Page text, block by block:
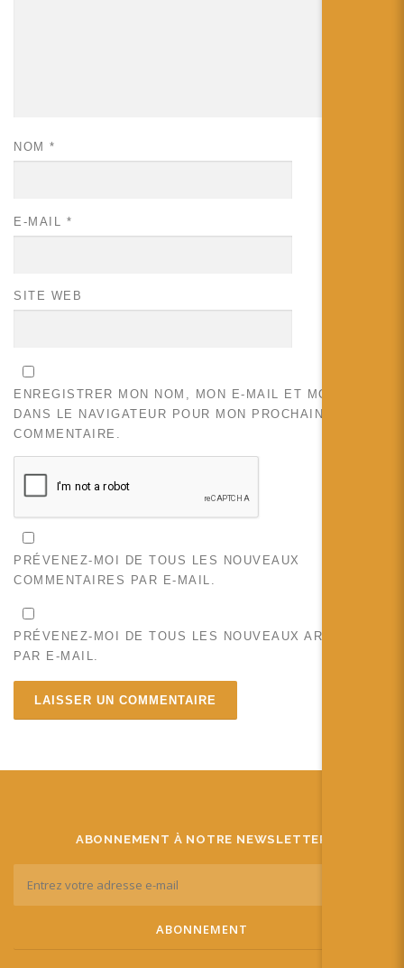
NOM *
E-MAIL *
SITE WEB
ENREGISTRER MON NOM, MON E-MAIL ET MON SITE
DANS LE NAVIGATEUR POUR MON PROCHAIN
COMMENTAIRE.
PRÉVENEZ-MOI DE TOUS LES NOUVEAUX
COMMENTAIRES PAR E-MAIL.
PRÉVENEZ-MOI DE TOUS LES NOUVEAUX ARTICLES
PAR E-MAIL.
ABONNEMENT À NOTRE NEWSLETTER